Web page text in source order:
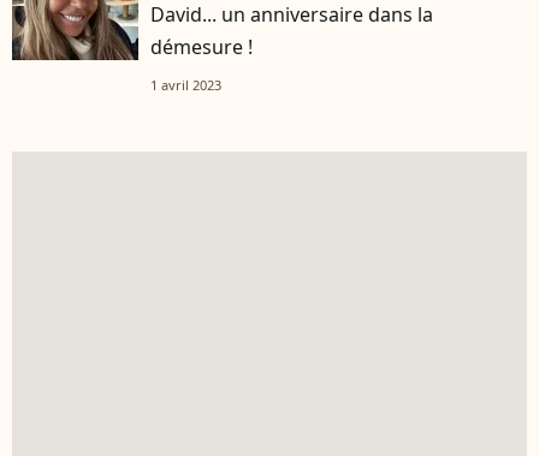
David... un anniversaire dans la
démesure !
1 avril 2023